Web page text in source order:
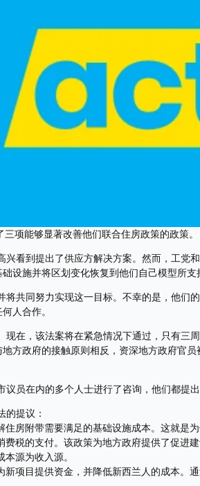
项能够显著改善他们联合住房政策的政策。
看到提出了供应方解决方案。然而，工党
设施并将区划变化恢复到他们自己模型所支
将共同努力实现这一目标。不幸的是，他们
人合作。
现在，该法案将在紧急情况下通过，只有三
方政府的接触原则相反，资深地方政府官
员在内的多个人士进行了咨询，他们都提出
的提议：
房附带需要满足的基础设施成本。这就是
税的支付。该政策为地方政府提供了促进
源为收入源。
项目提供资金，并降低新西兰人的成本。